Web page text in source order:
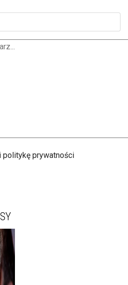
politykę prywatności